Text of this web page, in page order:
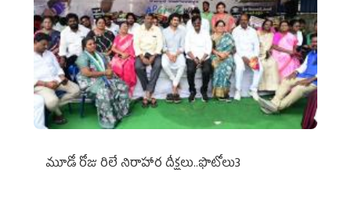
మూడో రోజు రిలే నిరాహార దీక్షలు..ఫొటోలు3